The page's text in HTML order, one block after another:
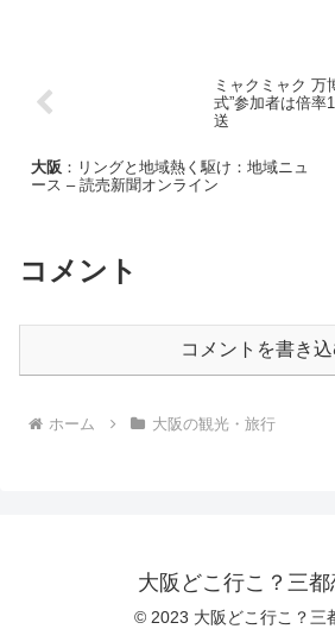
ミャクミャク 万
式”参加者は倍率
送
大阪 ：リングと地域熱く駆け：地域ニュ
ース – 読売新聞オンライン
コメント
コメントを書き
ホーム 大阪の観光・旅行
大阪どこ行こ？三
© 2023 大阪どこ行こ？三